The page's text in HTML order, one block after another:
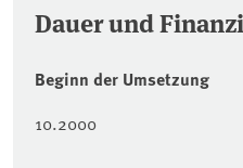
Dauer und
Beginn der Umsetzung
10.2000